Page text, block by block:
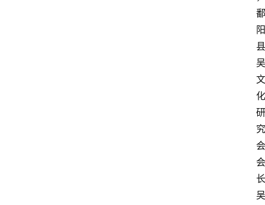
鄱
阳
县
吴
文
化
研
究
会
会
长
吴